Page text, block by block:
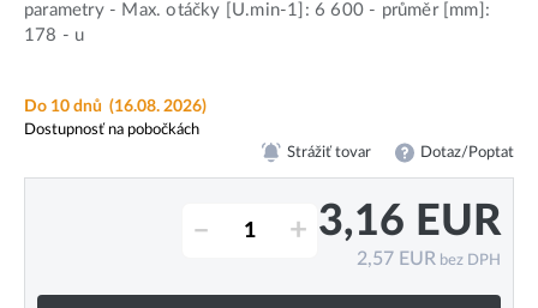
parametry - Max. otáčky [U.min-1]: 6 600 - průměr [mm]:
178 - u
Do 10 dnů (16.08. 2026)
Dostupnosť na pobočkách
Strážiť tovar Dotaz/Poptat
– + 3,16 EUR
2,57 EUR bez DPH